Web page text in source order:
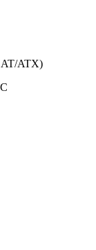
AT/ATX)